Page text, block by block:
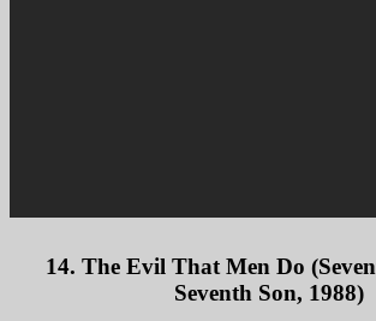
14. The Evil That Men Do
Seventh Son, 1988)